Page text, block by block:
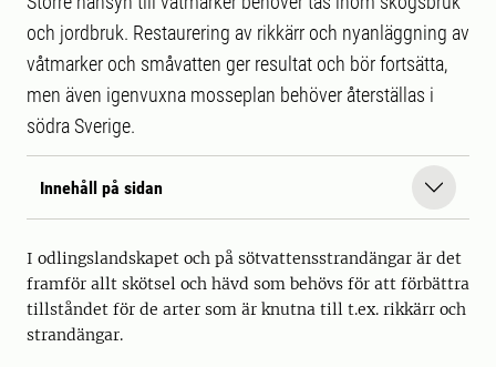
och jordbruk. Restaurering av rikkärr och nyanläggning av
våtmarker och småvatten ger resultat och bör fortsätta,
men även igenvuxna mosseplan behöver återställas i
södra Sverige.
Innehåll på sidan
I odlingslandskapet och på sötvattens­strandängar är det
framför allt skötsel och hävd som behövs för att förbättra
tillståndet för de arter som är knutna till t.ex. rikkärr och
strandängar.